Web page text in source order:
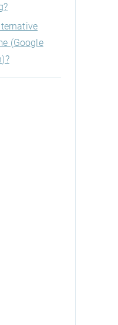
(Google